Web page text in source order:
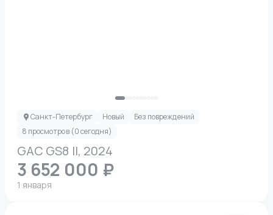
GAC GS8 II, 2024
3 652 000 ₽
1 января
Санкт-Петербург Новый
Без повреждений
8 просмотров (0 сегодня)